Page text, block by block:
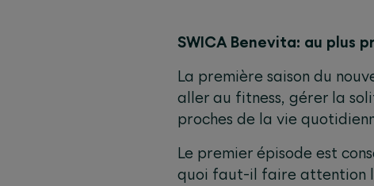
SWICA Benevita: au plus
La première saison du
aller au fitness, gérer la
proches de la vie
Le premier épisode est
quoi faut-il faire attention